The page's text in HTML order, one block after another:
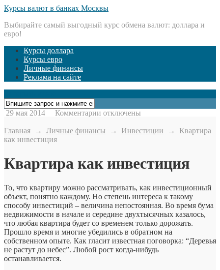
Курсы валют в банках Москвы
Выбирайте самый выгодный курс обмена валют: доллара и
евро!
Курсы доллара
Курсы евро
Личные финансы
Реклама на сайте
29 мая 2014 Комментарии к
Квартира
отключены
Главная → Личные финансы → Инвестиции → Квартира
как инвестиция
Квартира как инвестиция
То, что квартиру можно рассматривать, как инвестиционный
объект, понятно каждому. Но степень интереса к такому
способу инвестиций – величина непостоянная. Во время бума
недвижимости в начале и середине двухтысячных казалось,
что любая квартира будет со временем только дорожать.
Прошло время и многие убедились в обратном на
собственном опыте. Как гласит известная поговорка: “Деревья
не растут до небес”. Любой рост когда-нибудь
останавливается.